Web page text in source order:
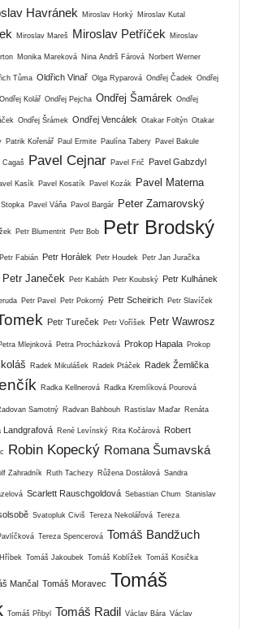
Havránek Miroslav Horký Miroslav Kutal
Miroslav Mareš Miroslav Petříček Miroslav
Monika Mareková Nina Andrš Fárová Norbert Werner
Tůma Oldřich Vinař Olga Ryparová Ondřej Čadek Ondřej
Ondřej Kolář Ondřej Pejcha Ondřej Šamárek Ondřej
Ondřej Šrámek Ondřej Vencálek Otakar Foltýn Otakar
Patrik Kořenář Paul Ermite Paulína Tabery Pavel Bakule
Cagaš Pavel Cejnar Pavel Frič Pavel Gabzdyl
Kasík Pavel Kosatík Pavel Kozák Pavel Materna
Pavel Váňa Pavol Bargár Peter Zamarovský
Petr Blumentrit Petr Bob Petr Brodský
Petr Fabián Petr Horálek Petr Houdek Petr Jan Juračka
Petr Janeček Petr Kabáth Petr Koubský Petr Kulhánek
Petr Pavel Petr Pokorný Petr Scheirich Petr Slavíček
Petr Tureček Petr Voříšek
Petr Wawrosz
Mlejnková Petra Procházková Prokop Hapala Prokop
Radek Mikulášek Radek Ptáček Radek Žemlička
Radka Kellnerová Radka Kremlíková Pourová
Samotný Radvan Bahbouh Rastislav Maďar Renáta
Landgrafová René Levínský Rita Kočárová Robert
Robin Kopecký Romana Šumavská
Zahradník Ruth Tachezy Růžena Dostálová Sandra
Scarlett Rauschgoldová Sebastian Chum Stanislav
Svatopluk Civiš Tereza Nekolářová Tereza
Tereza Spencerová Tomáš Bandžuch
Tomáš Jakoubek Tomáš Koblížek Tomáš Kosička
Mančal Tomáš Moravec Tomáš
Tomáš Přibyl Tomáš Radil Václav Bára Václav